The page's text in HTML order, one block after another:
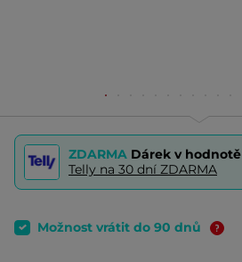
ZDARMA Dárek v hodnotě
Telly na 30 dní ZDARMA
Možnost vrátit do 90 dnů